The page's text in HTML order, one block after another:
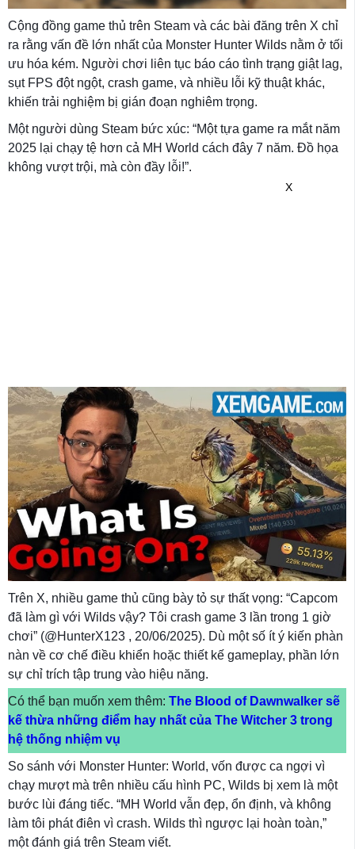
Cộng đồng game thủ trên Steam và các bài đăng trên X chỉ
ra rằng vấn đề lớn nhất của Monster Hunter Wilds nằm ở tối
ưu hóa kém. Người chơi liên tục báo cáo tình trạng giật lag,
sụt FPS đột ngột, crash game, và nhiều lỗi kỹ thuật khác,
khiến trải nghiệm bị gián đoạn nghiêm trọng.
Một người dùng Steam bức xúc: “Một tựa game ra mắt năm
2025 lại chạy tệ hơn cả MH World cách đây 7 năm. Đồ họa
không vượt trội, mà còn đầy lỗi!”.
X
Trên X, nhiều game thủ cũng bày tỏ sự thất vọng: “Capcom
đã làm gì với Wilds vậy? Tôi crash game 3 lần trong 1 giờ
chơi” (@HunterX123 , 20/06/2025). Dù một số ít ý kiến phàn
nàn về cơ chế điều khiển hoặc thiết kế gameplay, phần lớn
sự chỉ trích tập trung vào hiệu năng.
Có thể bạn muốn xem thêm: The Blood of Dawnwalker sẽ
kế thừa những điểm hay nhất của The Witcher 3 trong
hệ thống nhiệm vụ
So sánh với Monster Hunter: World, vốn được ca ngợi vì
chạy mượt mà trên nhiều cấu hình PC, Wilds bị xem là một
bước lùi đáng tiếc. “MH World vẫn đẹp, ổn định, và không
làm tôi phát điên vì crash. Wilds thì ngược lại hoàn toàn,”
một đánh giá trên Steam viết.